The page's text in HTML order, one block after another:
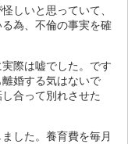
しいと思っていて、
為、不倫の事実を確
際は嘘でした。です
婚する気はないで
合って別れさせた
した。養育費を毎月